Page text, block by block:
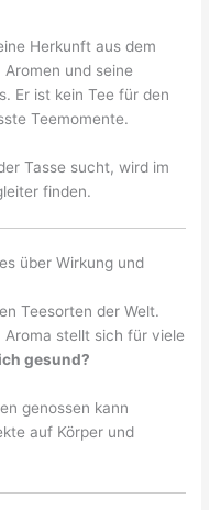
Herkunft aus dem
und seine
Er ist kein Tee für den
Teemomente.
Tasse sucht, wird im
finden.
über Wirkung und
Teesorten der Welt.
Aroma stellt sich für viele
gesund?
genossen kann
auf Körper und